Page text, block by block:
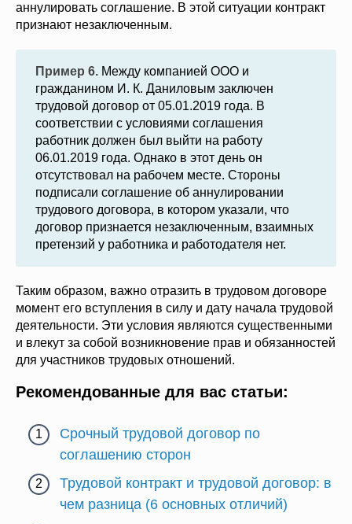
аннулировать соглашение. В этой ситуации контракт
признают незаключенным.
Пример 6. Между компанией ООО и
гражданином И. К. Даниловым заключен
трудовой договор от 05.01.2019 года. В
соответствии с условиями соглашения
работник должен был выйти на работу
06.01.2019 года. Однако в этот день он
отсутствовал на рабочем месте. Стороны
подписали соглашение об аннулировании
трудового договора, в котором указали, что
договор признается незаключенным, взаимных
претензий у работника и работодателя нет.
Таким образом, важно отразить в трудовом договоре
момент его вступления в силу и дату начала трудовой
деятельности. Эти условия являются существенными
и влекут за собой возникновение прав и обязанностей
для участников трудовых отношений.
Рекомендованные для вас статьи:
Срочный трудовой договор по
соглашению сторон
Трудовой контракт и трудовой договор: в
чем разница (6 основных отличий)